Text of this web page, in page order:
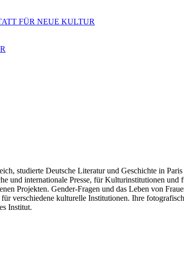
FÜR NEUE KULTUR
studierte Deutsche Literatur und Geschichte in
und internationale Presse, für Kulturinstitutionen
Projekten. Gender-Fragen und das Leben von
verschiedene kulturelle Institutionen. Ihre
Institut.